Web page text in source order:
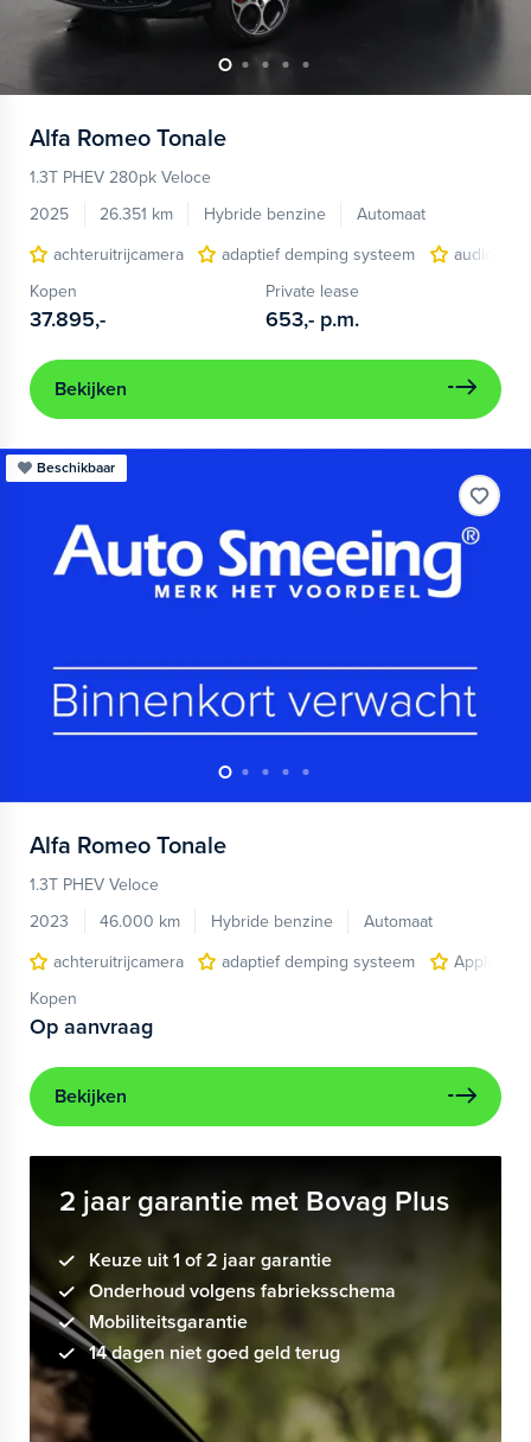
Alfa Romeo Tonale
1.3T PHEV 280pk Veloce
2025
26.351 km Hybride benzine
Automaat
achteruitrijcamera
adaptief demping systeem
audio
Kopen
37.895,-
Private lease
653,- p.m.
Bekijken
Beschikbaar
Alfa Romeo Tonale
1.3T PHEV Veloce
2023
46.000 km Hybride benzine
Automaat
achteruitrijcamera
adaptief demping systeem
Apple
Kopen
Op aanvraag
Bekijken
2 jaar garantie met Bovag Plus
Keuze uit 1 of 2 jaar garantie
Onderhoud volgens fabrieksschema
Mobiliteitsgarantie
14 dagen niet goed geld terug